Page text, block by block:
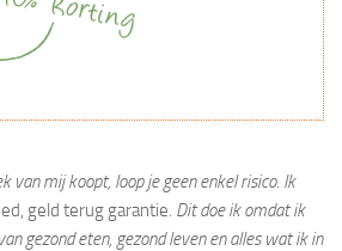
van mij koopt, loop je geen enkel risico. Ik
geld terug garantie. Dit doe ik omdat ik
gezond eten, gezond leven en alles wat ik in